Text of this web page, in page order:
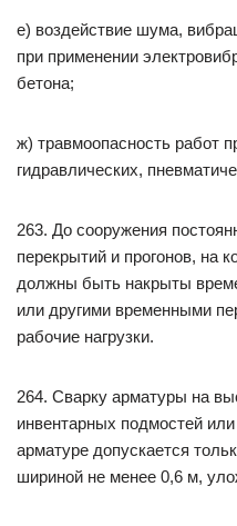
е) воздействие шума,
при применении
бетона;
ж) травмоопасность работ
гидравлических,
263. До сооружения
перекрытий и прогонов, на
должны быть накрыты
или другими временными
рабочие нагрузки.
264. Сварку арматуры на
инвентарных подмостей
арматуре допускается
шириной не менее 0,6 м,